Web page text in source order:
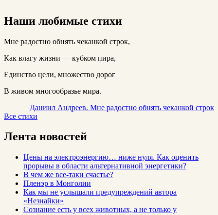
Наши любимые стихи
Мне радостно обнять чеканкой строк,
Как влагу жизни — кубком пира,
Единство цели, множество дорог
В живом многообразье мира.
Даниил Андреев. Мне радостно обнять чеканкой строк
Все стихи
Лента новостей
Цены на электроэнергию… ниже нуля. Как оценить
прорывы в области альтернативной энергетики?
В чем же все-таки счастье?
Пленэр в Монголии
Как мы не услышали предупреждений автора
«Незнайки»
Сознание есть у всех животных, а не только у